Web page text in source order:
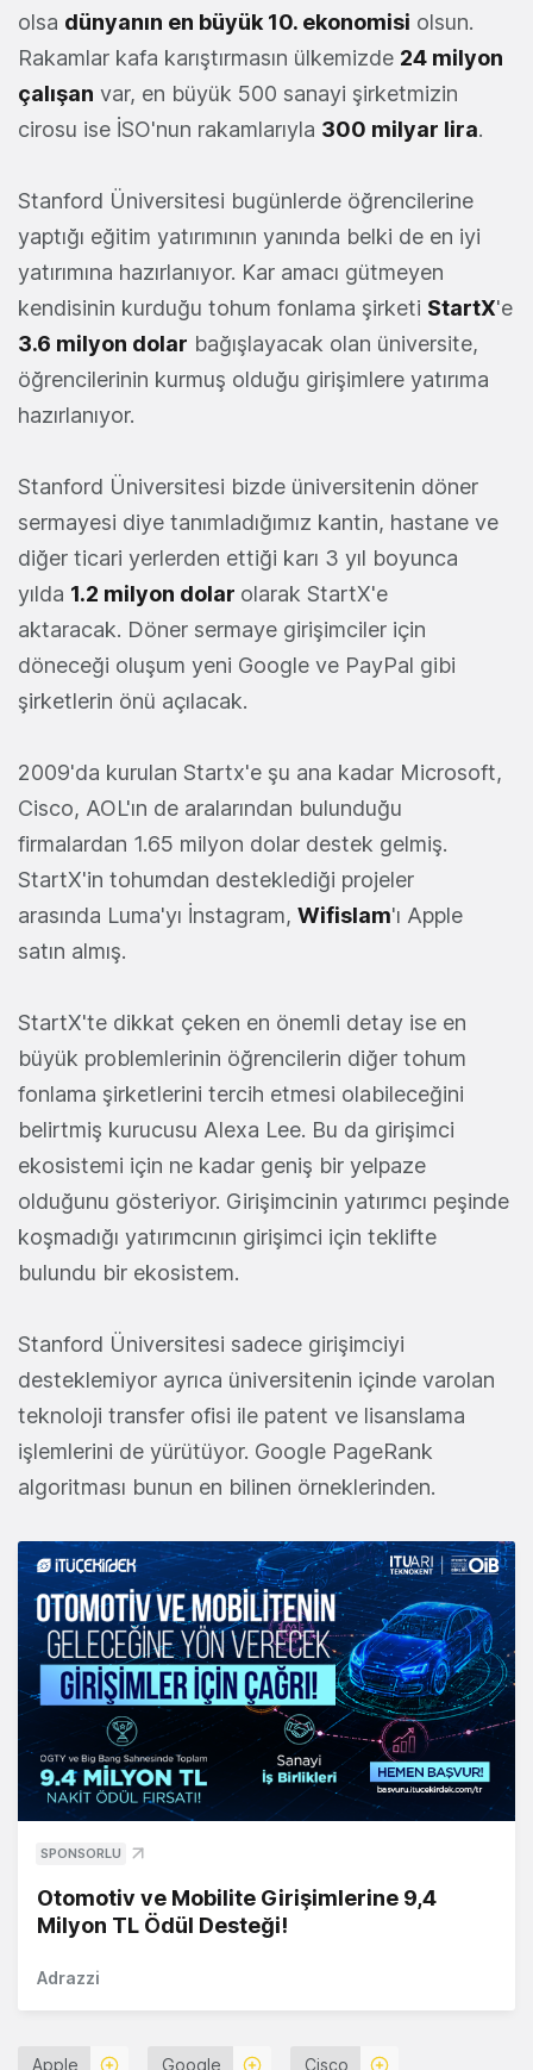
olsa dünyanın en büyük 10. ekonomisi olsun.
Rakamlar kafa karıştırmasın ülkemizde 24 milyon
çalışan var, en büyük 500 sanayi şirketmizin
cirosu ise İSO'nun rakamlarıyla 300 milyar lira.
Stanford Üniversitesi bugünlerde öğrencilerine
yaptığı eğitim yatırımının yanında belki de en iyi
yatırımına hazırlanıyor. Kar amacı gütmeyen
kendisinin kurduğu tohum fonlama şirketi StartX'e
3.6 milyon dolar bağışlayacak olan üniversite,
öğrencilerinin kurmuş olduğu girişimlere yatırıma
hazırlanıyor.
Stanford Üniversitesi bizde üniversitenin döner
sermayesi diye tanımladığımız kantin, hastane ve
diğer ticari yerlerden ettiği karı 3 yıl boyunca
yılda 1.2 milyon dolar olarak StartX'e
aktaracak. Döner sermaye girişimciler için
döneceği oluşum yeni Google ve PayPal gibi
şirketlerin önü açılacak.
2009'da kurulan Startx'e şu ana kadar Microsoft,
Cisco, AOL'ın de aralarından bulunduğu
firmalardan 1.65 milyon dolar destek gelmiş.
StartX'in tohumdan desteklediği projeler
arasında Luma'yı İnstagram, Wifislam'ı Apple
satın almış.
StartX'te dikkat çeken en önemli detay ise en
büyük problemlerinin öğrencilerin diğer tohum
fonlama şirketlerini tercih etmesi olabileceğini
belirtmiş kurucusu Alexa Lee. Bu da girişimci
ekosistemi için ne kadar geniş bir yelpaze
olduğunu gösteriyor. Girişimcinin yatırımcı peşinde
koşmadığı yatırımcının girişimci için teklifte
bulundu bir ekosistem.
Stanford Üniversitesi sadece girişimciyi
desteklemiyor ayrıca üniversitenin içinde varolan
teknoloji transfer ofisi ile patent ve lisanslama
işlemlerini de yürütüyor. Google PageRank
algoritması bunun en bilinen örneklerinden.
SPONSORLU
Otomotiv ve Mobilite Girişimlerine 9,4
Milyon TL Ödül Desteği!
Adrazzi
Apple Google Cisco